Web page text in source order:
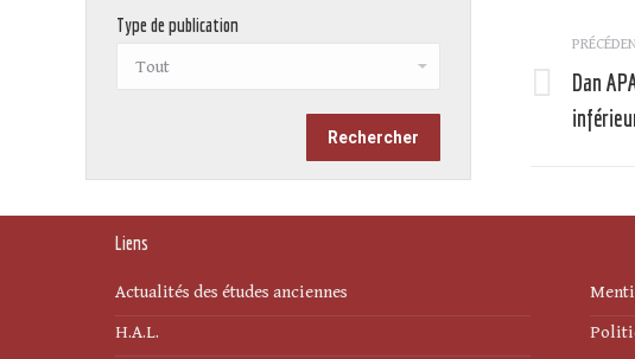
article
Article
Dan
Type de publication
Liens
Actualités des études anciennes
H.A.L.